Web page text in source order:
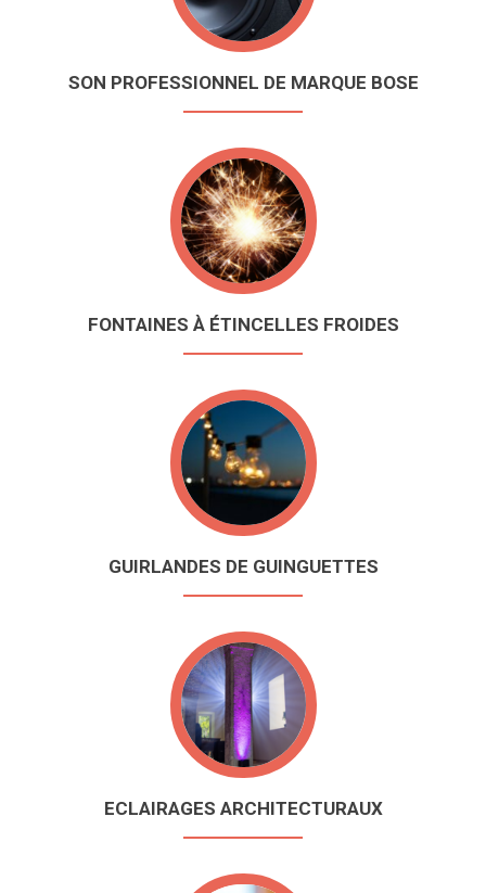
SON PROFESSIONNEL DE MARQUE BOSE
FONTAINES À ÉTINCELLES FROIDES
GUIRLANDES DE GUINGUETTES
ECLAIRAGES ARCHITECTURAUX